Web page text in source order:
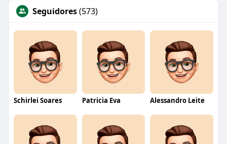
Seguidores(573)
Schirlei Soares Patricia Eva Alessandro Leite